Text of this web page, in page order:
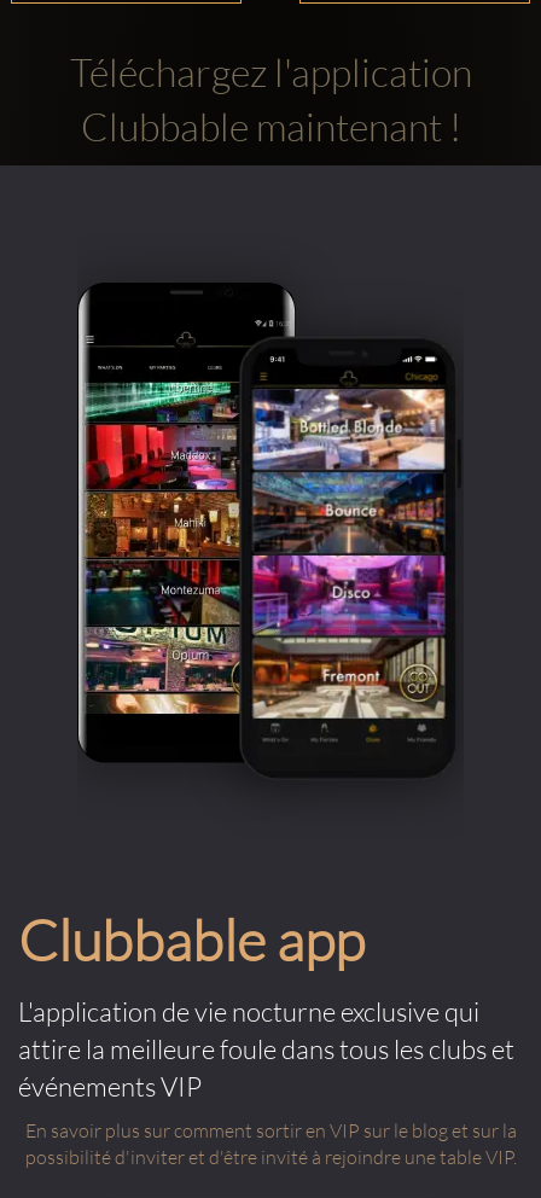
Téléchargez l'application
Clubbable maintenant !
Clubbable app
L'application de vie nocturne exclusive qui
attire la meilleure foule dans tous les clubs et
événements VIP
En savoir plus sur comment sortir en VIP sur le blog et sur la
possibilité d'inviter et d'être invité à rejoindre une table VIP.